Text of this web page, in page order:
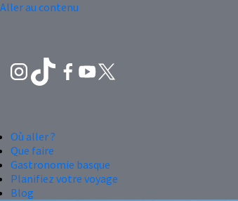
Aller au contenu
Où aller ?
Que faire
Gastronomie basque
Planifiez votre voyage
Blog